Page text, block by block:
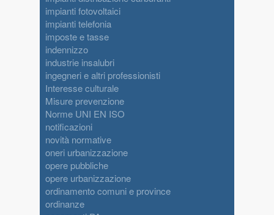
impianti fotovoltaici
impianti telefonia
imposte e tasse
indennizzo
industrie insalubri
ingegneri e altri professionisti
Interesse culturale
Misure prevenzione
Norme UNI EN ISO
notificazioni
novità normative
oneri urbanizzazione
opere pubbliche
opere urbanizzazione
ordinamento comuni e province
ordinanze